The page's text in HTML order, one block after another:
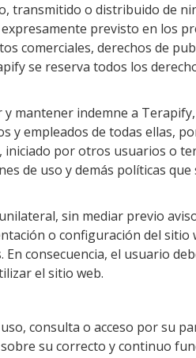
transmitido o distribuido de
previsto en los
comerciales, derechos de
se reserva todos los
mantener indemne a
y empleados de todas ellas,
por otros usuarios o
de uso y demás políticas
sin mediar previo
o configuración del sitio
consecuencia, el usuario
el sitio web.
consulta o acceso por su
su correcto y continuo